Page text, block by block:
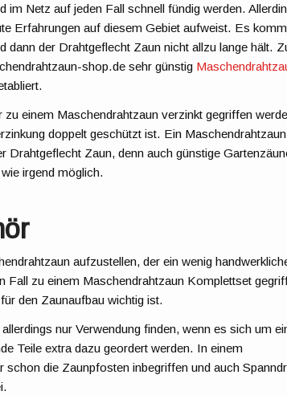
im Netz auf jeden Fall schnell fündig werden.
Erfahrungen auf diesem Gebiet aufweist. Es
dann der Drahtgeflecht Zaun nicht allzu lange hält.
shop.de sehr günstig
einem Maschendrahtzaun verzinkt gegriffen
doppelt geschützt ist. Ein
Drahtgeflecht Zaun, denn auch günstige
irgend möglich.
aufzustellen, der ein wenig
Fall zu einem Maschendrahtzaun Komplettset
den Zaunaufbau wichtig ist.
nur Verwendung finden, wenn es sich um
Teile extra dazu geordert werden. In einem
die Zaunpfosten inbegriffen und auch